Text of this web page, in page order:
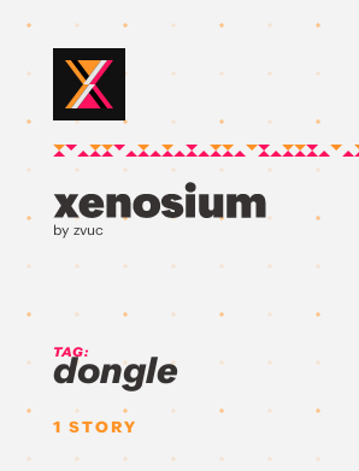
by zvuc
TAG:
dongle
1 STORY